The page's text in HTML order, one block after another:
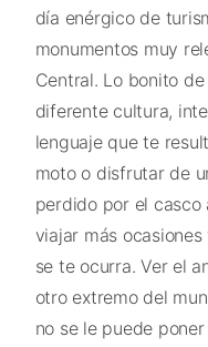
día enérgico de
monumentos muy
Central. Lo bonito
diferente cultura,
lenguaje que te
moto o disfrutar de
perdido por el
viajar más
se te ocurra. Ver el
otro extremo del
no se le puede